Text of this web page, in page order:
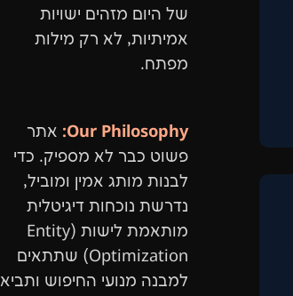
של היום מזהים ישויות
אמיתיות, לא רק מילות
מפתח.
Our Philosophy: אתר
פשוט כבר לא מספיק. כדי
לבנות מותג אמין ומוביל,
נדרשת נוכחות דיגיטלית
מותאמת לישות (Entity
Optimization) שתתאים
למבנה מנועי החיפוש ותביא